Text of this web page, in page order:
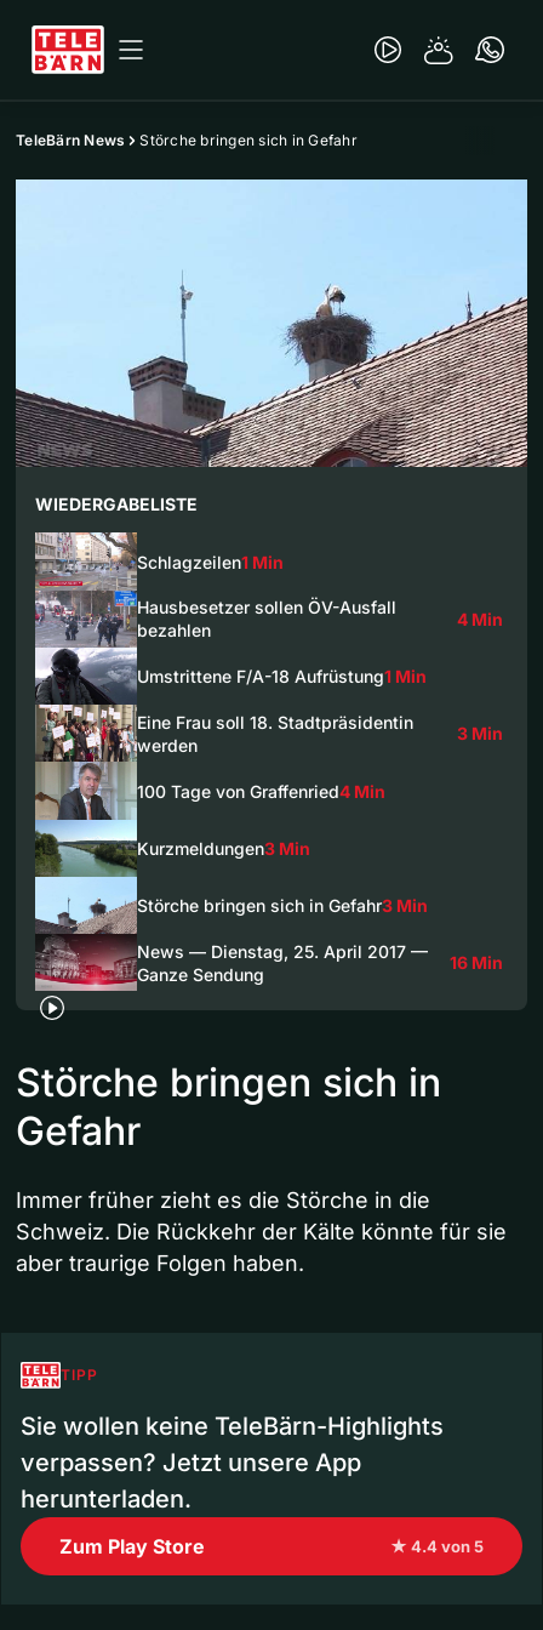
TeleBärn News Störche bringen sich in Gefahr
WIEDERGABELISTE
Schlagzeilen1 Min
Hausbesetzer sollen ÖV-Ausfall
bezahlen
4 Min
Umstrittene F/A-18 Aufrüstung1 Min
Eine Frau soll 18. Stadtpräsidentin
werden
3 Min
100 Tage von Graffenried4 Min
Kurzmeldungen3 Min
Störche bringen sich in Gefahr3 Min
News — Dienstag, 25. April 2017 —
Ganze Sendung
16 Min
Störche bringen sich in
Gefahr
Immer früher zieht es die Störche in die
Schweiz. Die Rückkehr der Kälte könnte für sie
aber traurige Folgen haben.
TIPP
Sie wollen keine TeleBärn-Highlights
verpassen? Jetzt unsere App
herunterladen.
Zum Play Store ★ 4.4 von 5